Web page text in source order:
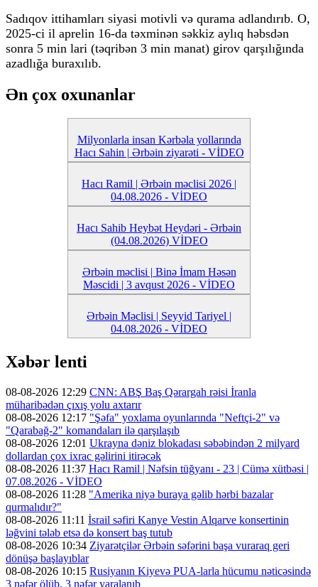
Sadıqov ittihamları siyasi motivli və qurama adlandırıb. O,
2025-ci il aprelin 16-da təxminən səkkiz aylıq həbsdən
sonra 5 min lari (təqribən 3 min manat) girov qarşılığında
azadlığa buraxılıb.
Ən çox oxunanlar
Milyonlarla insan Kərbəla yollarında
Hacı Sahin | Ərbəin ziyarəti - VİDEO
Hacı Ramil | Ərbəin məclisi 2026 |
04.08.2026 - VİDEO
Hacı Sahib Heybət Heydəri - Ərbəin
(04.08.2026) VİDEO
Ərbəin məclisi | Binə İmam Həsən
Məscidi | 3 avqust 2026 - VİDEO
Ərbəin Məclisi | Seyyid Tariyel |
04.08.2026 - VİDEO
Xəbər lenti
08-08-2026 12:29 CNN: ABŞ Baş Qərargah rəisi İranla
müharibədən çıxış yolu axtarır
08-08-2026 12:17 "Şəfa" yoxlama oyunlarında "Neftçi-2" və
"Qarabağ-2" komandaları ilə qarşılaşıb
08-08-2026 12:01 Ukrayna dəniz blokadası səbəbindən 2 milyard
dollardan çox ixrac gəlirini itirəcək
08-08-2026 11:37 Hacı Ramil | Nəfsin tüğyanı - 23 | Cümə xütbəsi |
07.08.2026 - VİDEO
08-08-2026 11:28 "Amerika niyə buraya gəlib hərbi bazalar
qurmalıdır?"
08-08-2026 11:11 İsrail səfiri Kanye Vestin Alqarve konsertinin
ləğvini tələb etsə də konsert baş tutub
08-08-2026 10:34 Ziyarətçilər Ərbəin səfərini başa vuraraq geri
dönüşə başlayıblar
08-08-2026 10:15 Rusiyanın Kiyevə PUA-larla hücumu nəticəsində
3 nəfər ölüb, 3 nəfər yaralanıb